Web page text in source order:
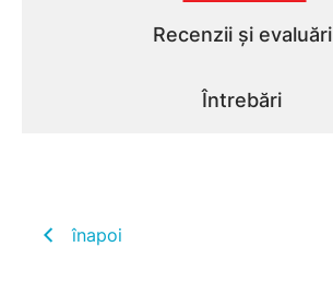
Recenzii și evaluări
Întrebări
înapoi